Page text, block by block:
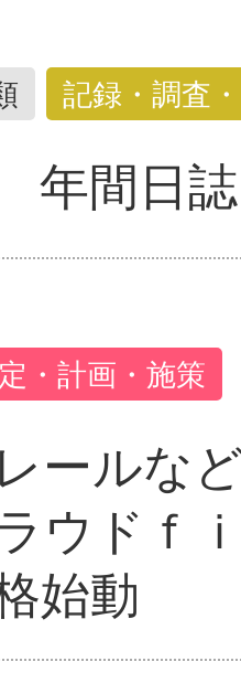
記録・調査
年間日誌
・計画・施策
ールな
ウドｆ
始動